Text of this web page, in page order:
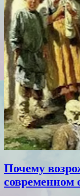
Почему
современном